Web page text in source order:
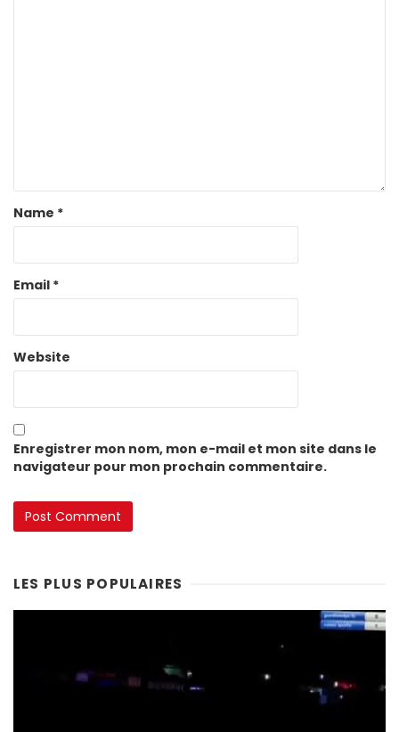
Name *
Email *
Website
Enregistrer mon nom, mon e-mail et mon site dans le
navigateur pour mon prochain commentaire.
LES PLUS POPULAIRES